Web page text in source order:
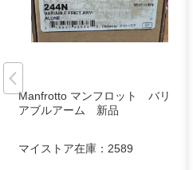
Manfrotto マンフロット バリ
アブルアーム 新品
マイストア在庫： 2589